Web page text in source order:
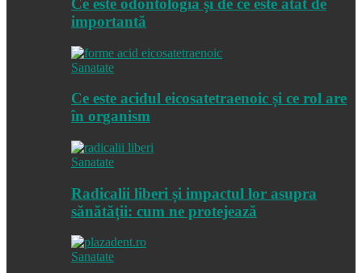
Ce este odontologia și de ce este atât de
importantă
Sanatate
Ce este acidul eicosatetraenoic și ce rol are
în organism
Sanatate
Radicalii liberi și impactul lor asupra
sănătății: cum ne protejează
Sanatate